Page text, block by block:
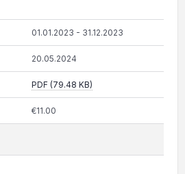
01.01.2023 - 31.12.2023
20.05.2024
PDF (79.48 KB)
€11.00